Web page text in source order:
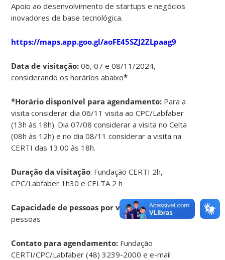
Apoio ao desenvolvimento de startups e negócios
inovadores de base tecnológica.
https://maps.app.goo.gl/aoFE45SZJ2ZLpaag9
Data de visitação:06, 07 e 08/11/2024,
considerando os horários abaixo*
*Horário disponível para agendamento: Para a
visita considerar dia 06/11 visita ao CPC/Labfaber
(13h às 18h). Dia 07/08 considerar a visita no Celta
(08h às 12h) e no dia 08/11 considerar a visita na
CERTI das 13:00 às 18h.
Duração da visitação: Fundação CERTI 2h,
CPC/Labfaber 1h30 e CELTA 2 h
Capacidade de pessoas por visitação:30
pessoas
Contato para agendamento: Fundação
CERTI/CPC/Labfaber (48) 3239-2000 e e-mail